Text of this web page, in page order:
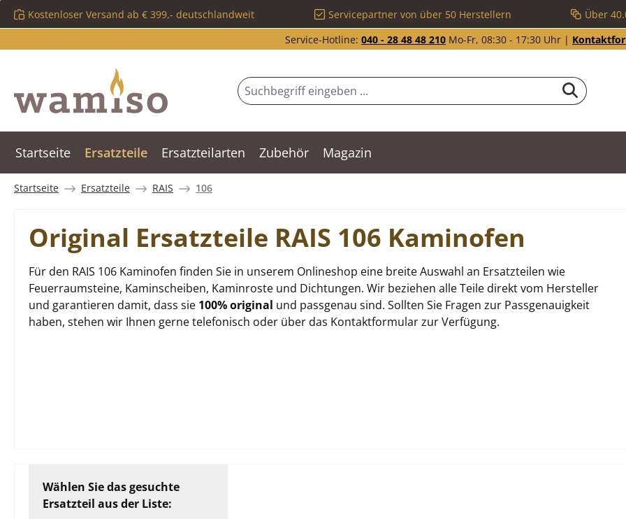
Hauptinhalt springen
Zur Suche springen
Zur Hauptnavigation springen
Kostenloser Versand ab € 399,- deutschlandweit Servicepartner von über 50 Herstellern Über
Service-Hotline: 040 - 28 48 48 210 Mo-Fr, 08:30 - 17:30 Uhr |
Startseite Ersatzteile Ersatzteilarten Zubehör Magazin
Startseite Ersatzteile RAIS 106
Original Ersatzteile RAIS 106 Kaminofen
Für den RAIS 106 Kaminofen finden Sie in unserem Onlineshop eine breite Auswahl an Ersatzteilen wie
Feuerraumsteine, Kaminscheiben, Kaminroste und Dichtungen. Wir beziehen alle Teile direkt vom Hersteller
und garantieren damit, dass sie 100% original und passgenau sind. Sollten Sie Fragen zur Passgenauigkeit
haben, stehen wir Ihnen gerne telefonisch oder über das Kontaktformular zur Verfügung.
Wählen Sie das gesuchte
Ersatzteil aus der Liste: